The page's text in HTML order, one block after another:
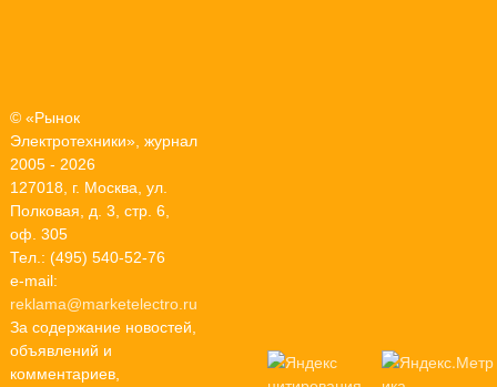
© «Рынок
Электротехники», журнал
2005 - 2026
127018, г. Москва, ул.
Полковая, д. 3, стр. 6,
оф. 305
Тел.: (495) 540-52-76
e-mail:
reklama@marketelectro.ru
За содержание новостей,
объявлений и
комментариев,